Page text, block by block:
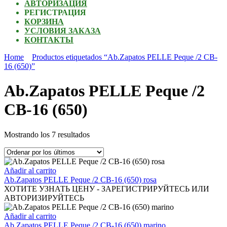
АВТОРИЗАЦИЯ
РЕГИСТРАЦИЯ
КОРЗИНА
УСЛОВИЯ ЗАКАЗА
КОНТАКТЫ
Home
Productos etiquetados “Ab.Zapatos PELLE Peque /2 CB-
16 (650)”
Ab.Zapatos PELLE Peque /2
CB-16 (650)
Mostrando los 7 resultadosOrdenado
los
últimos
Añadir al carrito
Ab.Zapatos PELLE Peque /2 CB-16 (650) rosa
ХОТИТЕ УЗНАТЬ ЦЕНУ - ЗАРЕГИСТРИРУЙТЕСЬ ИЛИ
АВТОРИЗИРУЙТЕСЬ
Añadir al carrito
Ab.Zapatos PELLE Peque /2 CB-16 (650) marino